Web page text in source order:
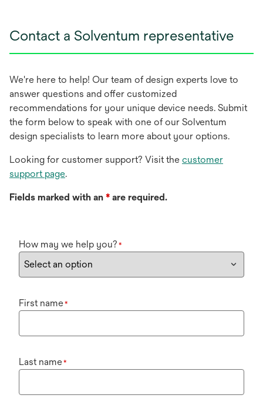
Contact a Solventum representative
We're here to help! Our team of design experts love to
answer questions and offer customized
recommendations for your unique device needs. Submit
the form below to speak with one of our Solventum
design specialists to learn more about your options.
Looking for customer support? Visit the customer
support page.
Fields marked with an * are required.
How may we help you? *
First name*
Last name*